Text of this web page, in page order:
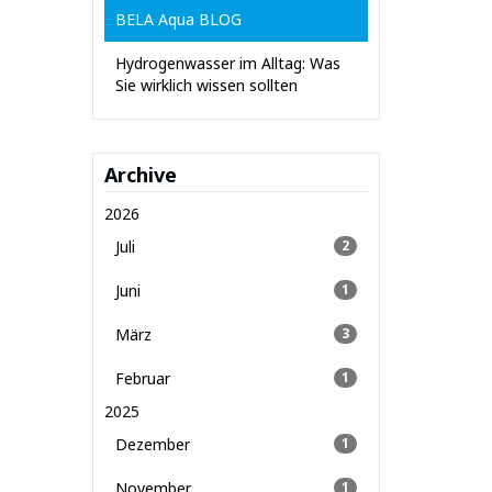
BELA Aqua BLOG
Hydrogenwasser im Alltag: Was
Sie wirklich wissen sollten
Archive
2026
Juli
2
Juni 1
März 3
Februar 1
2025
Dezember
1
1